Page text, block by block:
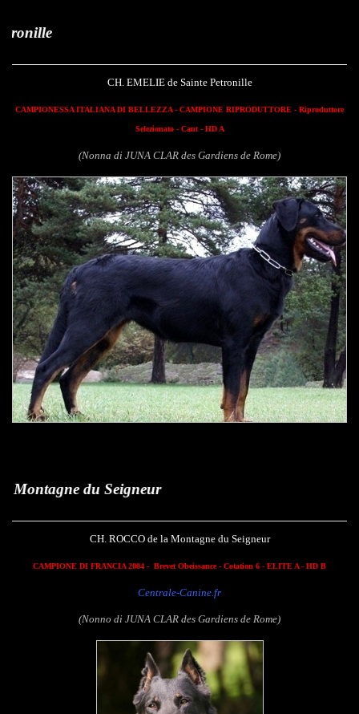
CH. EMELIE de Sainte Petronille
CAMPIONESSA ITALIANA DI BELLEZZA - CAMPIONE RIPRODUTTORE - Riproduttore
Selezionato - Cant - HD A
(Nonna di JUNA CLAR des Gardiens de Rome)
CH. ROCCO de la Montagne du Seigneur
CAMPIONE DI FRANCIA 2004 - Brevet Obeissance- Cotation 6 - ELITE A - HD B
Centrale-Canine.fr
(Nonno di JUNA CLAR des Gardiens de Rome)